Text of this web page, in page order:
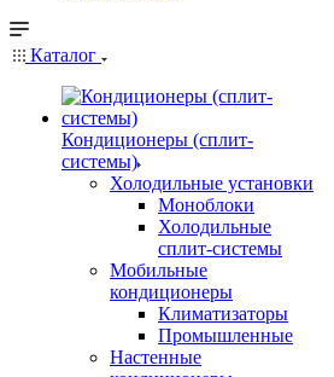
Каталог
Кондиционеры (сплит-
системы)
Холодильные установки
Моноблоки
Холодильные
сплит-системы
Мобильные
кондиционеры
Климатизаторы
Промышленные
Настенные